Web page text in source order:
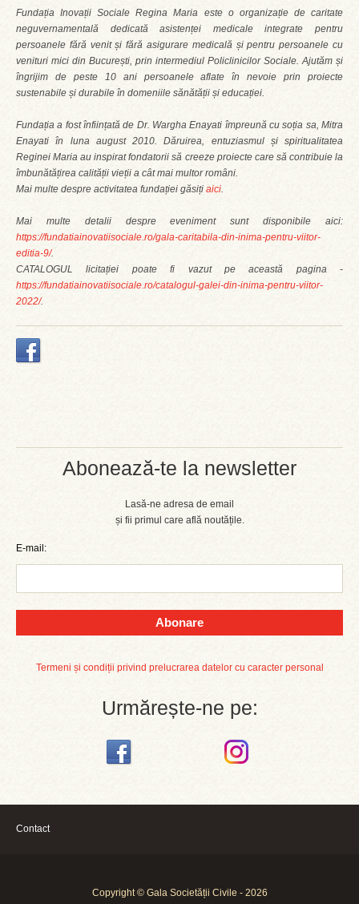
Abonează-te la newsletter
Lasă-ne adresa de email
și fii primul care află noutățile.
E-mail:
Abonare
Termeni și condiții privind prelucrarea datelor cu caracter personal
Urmărește-ne pe:
Fundația Inovații Sociale Regina Maria este o organizație de caritate
neguvernamentală dedicată asistenței medicale integrate pentru
persoanele fără venit și fără asigurare medicală și pentru persoanele cu
venituri mici din București, prin intermediul Policlinicilor Sociale. Ajutăm și
îngrijim de peste 10 ani persoanele aflate în nevoie prin proiecte
sustenabile și durabile în domeniile sănătății și educației.
Fundația a fost înființată de Dr. Wargha Enayati împreună cu soția sa, Mitra
Enayati în luna august 2010. Dăruirea, entuziasmul și spiritualitatea
Reginei Maria au inspirat fondatorii să creeze proiecte care să contribuie la
îmbunătățirea calității vieții a cât mai multor români.
Mai multe despre activitatea fundației găsiți aici.
Mai multe detalii despre eveniment sunt disponibile aici:
https://fundatiainovatiisociale.ro/gala-caritabila-din-inima-pentru-viitor-
editia-9/.
CATALOGUL licitației poate fi vazut pe această pagina -
https://fundatiainovatiisociale.ro/catalogul-galei-din-inima-pentru-viitor-
2022/.
Contact
Copyright © Gala Societății Civile - 2026